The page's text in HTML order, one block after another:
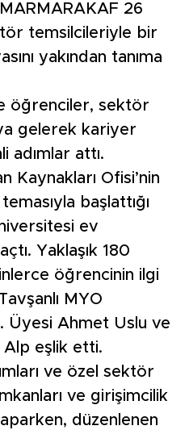
26
temsilcileriyle bir
yakından tanıma
öğrenciler, sektör
gelerek kariyer
adımlar attı.
Kaynakları Ofisi’nin
başlattığı
ev
Yaklaşık 180
öğrencinin ilgi
MYO
Üyesi Ahmet Uslu ve
Alp eşlik etti.
ve özel sektör
ve girişimcilik
düzenlenen